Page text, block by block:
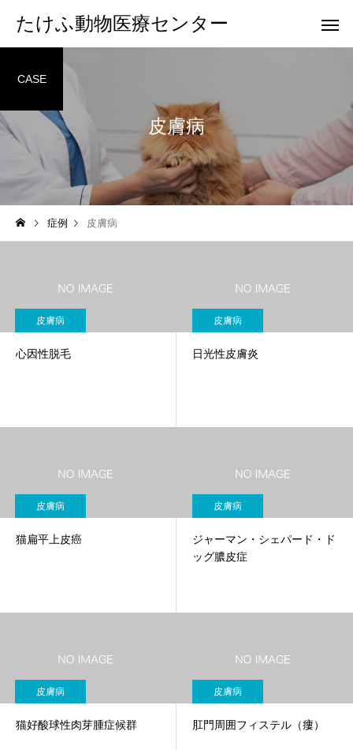
たけふ動物医療センター
一般診療 専門診
皮膚病
CASE
症例 皮膚病
皮膚病
心因性脱毛
皮膚病
日光性皮膚炎
皮膚病
猫扁平上皮癌
皮膚病
ジャーマン・シェパード・ド
ッグ膿皮症
皮膚病
猫好酸球性肉芽腫症候群
皮膚病
肛門周囲フィステル（瘻）